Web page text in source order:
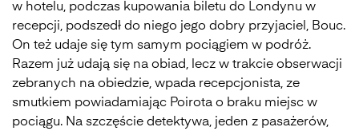
w hotelu, podczas kupowania biletu do Londynu w
recepcji, podszedł do niego jego dobry przyjaciel, Bouc.
On też udaje się tym samym pociągiem w podróż.
Razem już udają się na obiad, lecz w trakcie obserwacji
zebranych na obiedzie, wpada recepcjonista, ze
smutkiem powiadamiając Poirota o braku miejsc w
pociągu. Na szczęście detektywa, jeden z pasażerów,